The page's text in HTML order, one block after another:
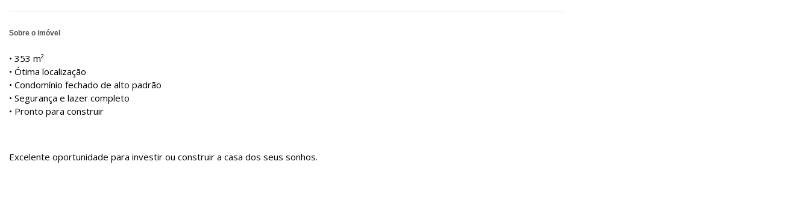
Sobre o imóvel
• 353 m²
• Ótima localização
• Condomínio fechado de alto padrão
• Segurança e lazer completo
• Pronto para construir
Excelente oportunidade para investir ou construir a casa dos seus sonhos.